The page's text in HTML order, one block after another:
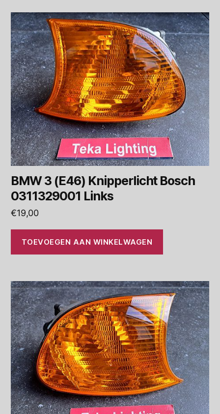
BMW 3 (E46) Knipperlicht Bosch
0311329001 Links
€19,00
TOEVOEGEN AAN WINKELWAGEN